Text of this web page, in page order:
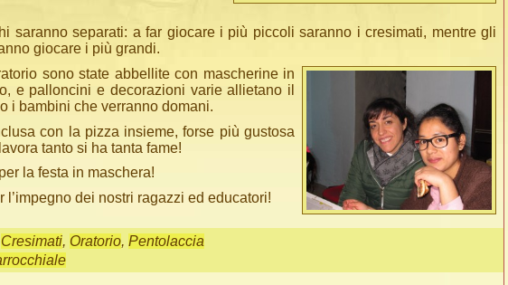
saranno separati: a far giocare i più piccoli saranno i cresimati, mentre gli
giocare i più grandi.
sono state abbellite con mascherine in
e palloncini e decorazioni varie allietano il
i bambini che verranno domani.
con la pizza insieme, forse più gustosa
tanto si ha tanta fame!
la festa in maschera!
l’impegno dei nostri ragazzi ed educatori!
Cresimati, Oratorio, Pentolaccia